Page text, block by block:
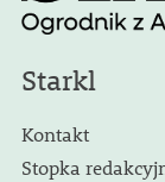
Starkl
Kontakt
Stopka